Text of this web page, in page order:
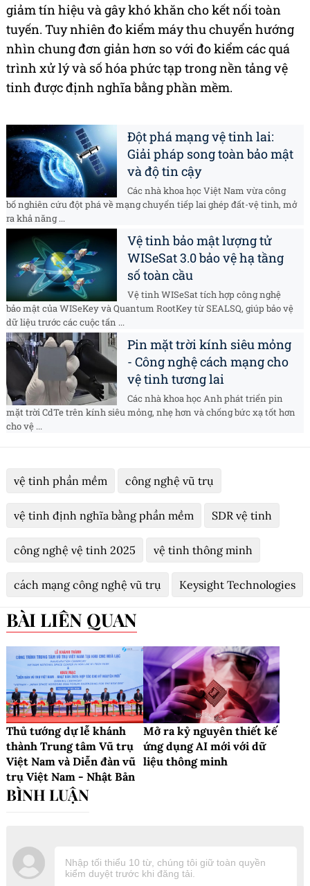
giảm tín hiệu và gây khó khăn cho kết nối toàn
tuyến. Tuy nhiên đo kiểm máy thu chuyển hướng
nhìn chung đơn giản hơn so với đo kiểm các quá
trình xử lý và số hóa phức tạp trong nền tảng vệ
tinh được định nghĩa bằng phần mềm.
Đột phá mạng vệ tinh lai:
Giải pháp song toàn bảo mật
và độ tin cậy
Các nhà khoa học Việt Nam vừa công
bố nghiên cứu đột phá về mạng chuyển tiếp lai ghép đất-vệ tinh, mở
ra khả năng ...
Vệ tinh bảo mật lượng tử
WISeSat 3.0 bảo vệ hạ tầng
số toàn cầu
Vệ tinh WISeSat tích hợp công nghệ
bảo mật của WISeKey và Quantum RootKey từ SEALSQ, giúp bảo vệ
dữ liệu trước các cuộc tấn ...
Pin mặt trời kính siêu mỏng
- Công nghệ cách mạng cho
vệ tinh tương lai
Các nhà khoa học Anh phát triển pin
mặt trời CdTe trên kính siêu mỏng, nhẹ hơn và chống bức xạ tốt hơn
cho vệ ...
vệ tinh phần mềm công nghệ vũ trụ
vệ tinh định nghĩa bằng phần mềm SDR vệ tinh
công nghệ vệ tinh 2025 vệ tinh thông minh
cách mạng công nghệ vũ trụ Keysight Technologies
BÀI LIÊN QUAN
Thủ tướng dự lễ khánh
thành Trung tâm Vũ trụ
Việt Nam và Diễn đàn vũ
trụ Việt Nam - Nhật Bản
Mở ra kỷ nguyên thiết kế
ứng dụng AI mới với dữ
liệu thông minh